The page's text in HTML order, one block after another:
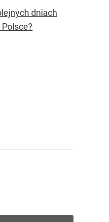
dniach